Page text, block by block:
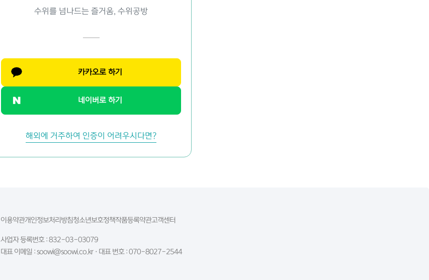
수위를 넘나드는 즐거움, 수위공방
카카오로 하기
네이버로 하기
해외 에 거주하여 인증이 어려우시다면?
이용약관개인정보처리방침청소년보호정책작품등록약관고객센터
사업자 등록번호 : 832-03-03079
대표 이메일 : soowi@soowi.co.kr · 대표 번호 : 070-8027-2544